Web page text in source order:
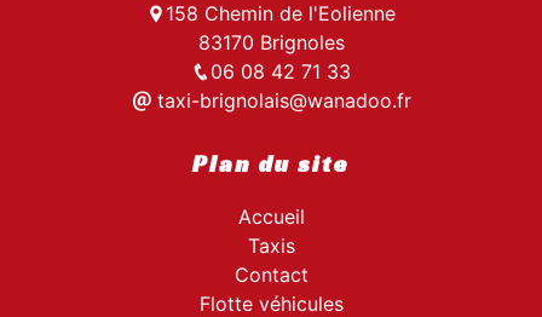
158 Chemin de l'Eolienne
83170 Brignoles
06 08 42 71 33
taxi-brignolais@wanadoo.fr
Plan du site
Accueil
Taxis
Contact
Flotte véhicules